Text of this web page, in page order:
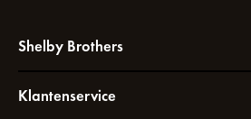
Shelby Brothers
Klantenservice